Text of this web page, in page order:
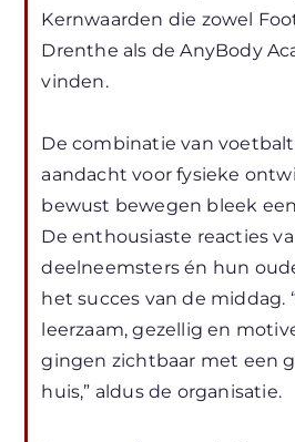
Kernwaarden die zowel
Drenthe als de AnyBody
vinden.
De combinatie van
aandacht voor fysieke
bewust bewegen bleek
De enthousiaste reacties
deelneemsters én hun
het succes van de middag.
leerzaam, gezellig en
gingen zichtbaar met een
huis,” aldus de organisatie.